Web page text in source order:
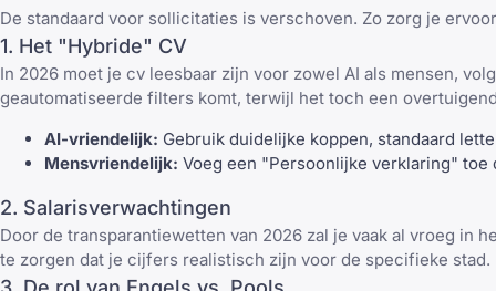
De standaard voor sollicitaties is verschoven. Zo zorg je
1. Het "Hybride" CV
In 2026 moet je cv leesbaar zijn voor zowel AI als mensen,
geautomatiseerde filters komt, terwijl het toch een
AI-vriendelijk: Gebruik duidelijke koppen, standaard
Mensvriendelijk: Voeg een "Persoonlijke verklaring"
2. Salarisverwachtingen
Door de transparantiewetten van 2026 zal je vaak al vroeg in
te zorgen dat je cijfers realistisch zijn voor de specifieke stad.